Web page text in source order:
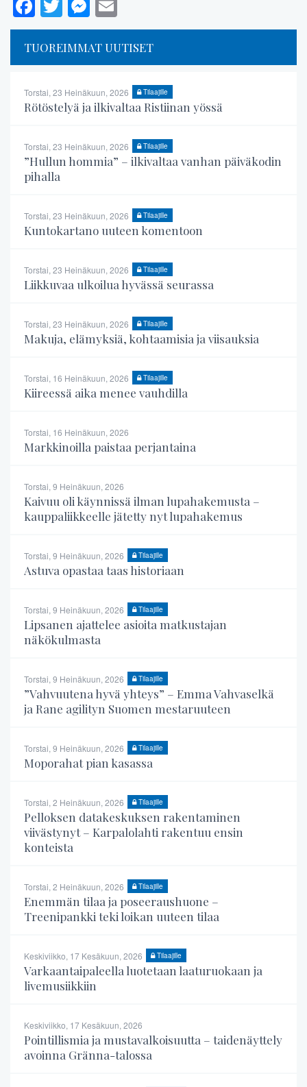
TUOREIMMAT UUTISET
Torstai, 23 Heinäkuun, 2026 Tilaajille
Rötöstelyä ja ilkivaltaa Ristiinan yössä
Torstai, 23 Heinäkuun, 2026 Tilaajille
”Hullun hommia” – ilkivaltaa vanhan päiväkodin
pihalla
Torstai, 23 Heinäkuun, 2026 Tilaajille
Kuntokartano uuteen komentoon
Torstai, 23 Heinäkuun, 2026 Tilaajille
Liikkuvaa ulkoilua hyvässä seurassa
Torstai, 23 Heinäkuun, 2026 Tilaajille
Makuja, elämyksiä, kohtaamisia ja viisauksia
Torstai, 16 Heinäkuun, 2026 Tilaajille
Kiireessä aika menee vauhdilla
Torstai, 16 Heinäkuun, 2026
Markkinoilla paistaa perjantaina
Torstai, 9 Heinäkuun, 2026
Kaivuu oli käynnissä ilman lupahakemusta –
kauppaliikkeelle jätetty nyt lupahakemus
Torstai, 9 Heinäkuun, 2026 Tilaajille
Astuva opastaa taas historiaan
Torstai, 9 Heinäkuun, 2026 Tilaajille
Lipsanen ajattelee asioita matkustajan
näkökulmasta
Torstai, 9 Heinäkuun, 2026 Tilaajille
”Vahvuutena hyvä yhteys” – Emma Vahvaselkä
ja Rane agilityn Suomen mestaruuteen
Torstai, 9 Heinäkuun, 2026 Tilaajille
Moporahat pian kasassa
Torstai, 2 Heinäkuun, 2026 Tilaajille
Pelloksen datakeskuksen rakentaminen
viivästynyt – Karpalolahti rakentuu ensin
konteista
Torstai, 2 Heinäkuun, 2026 Tilaajille
Enemmän tilaa ja poseeraushuone –
Treenipankki teki loikan uuteen tilaa
Keskiviikko, 17 Kesäkuun, 2026 Tilaajille
Varkaantaipaleella luotetaan laaturuokaan ja
livemusiikkiin
Keskiviikko, 17 Kesäkuun, 2026
Pointillismia ja mustavalkoisuutta – taidenäyttely
avoinna Gränna-talossa